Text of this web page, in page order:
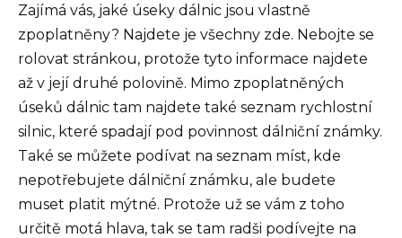
Zajímá vás, jaké úseky dálnic jsou vlastně
zpoplatněny? Najdete je všechny zde. Nebojte se
rolovat stránkou, protože tyto informace najdete
až v její druhé polovině. Mimo zpoplatněných
úseků dálnic tam najdete také seznam rychlostní
silnic, které spadají pod povinnost dálniční známky.
Také se můžete podívat na seznam míst, kde
nepotřebujete dálniční známku, ale budete
muset platit mýtné. Protože už se vám z toho
určitě motá hlava, tak se tam radši podívejte na